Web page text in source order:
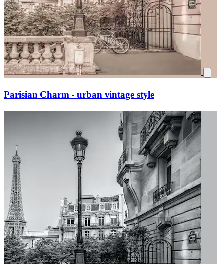
Parisian Charm - urban vintage style